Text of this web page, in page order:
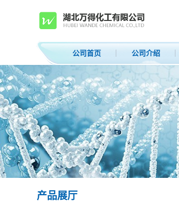
公司首页 公司介绍
产品展厅